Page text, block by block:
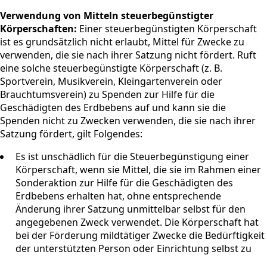
Verwendung von Mitteln steuerbegünstigter
Körperschaften: Einer steuerbegünstigten Körperschaft
ist es grundsätzlich nicht erlaubt, Mittel für Zwecke zu
verwenden, die sie nach ihrer Satzung nicht fördert. Ruft
eine solche steuerbegünstigte Körperschaft (z. B.
Sportverein, Musikverein, Kleingartenverein oder
Brauchtumsverein) zu Spenden zur Hilfe für die
Geschädigten des Erdbebens auf und kann sie die
Spenden nicht zu Zwecken verwenden, die sie nach ihrer
Satzung fördert, gilt Folgendes:
Es ist unschädlich für die Steuerbegünstigung einer
Körperschaft, wenn sie Mittel, die sie im Rahmen einer
Sonderaktion zur Hilfe für die Geschädigten des
Erdbebens erhalten hat, ohne entsprechende
Änderung ihrer Satzung unmittelbar selbst für den
angegebenen Zweck verwendet. Die Körperschaft hat
bei der Förderung mildtätiger Zwecke die Bedürftigkeit
der unterstützten Person oder Einrichtung selbst zu